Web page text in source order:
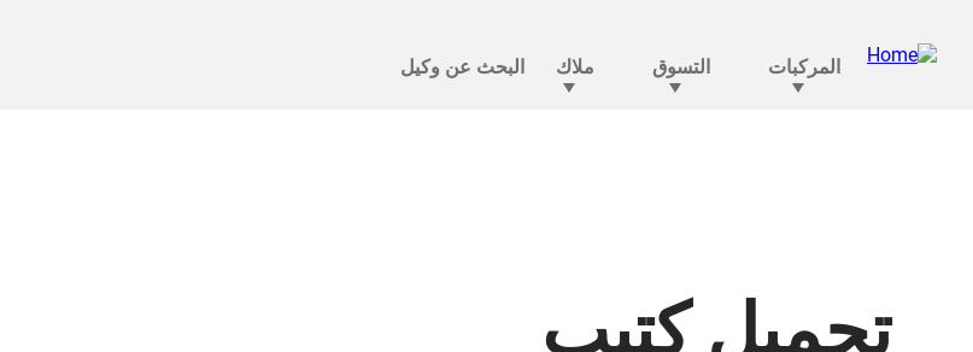
تحميل كتيب